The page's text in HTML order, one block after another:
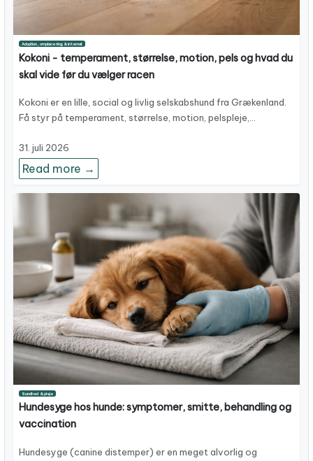
Adoption, omplacering & internat
Kokoni - temperament, størrelse, motion, pels og hvad du
skal vide før du vælger racen
Kokoni er en lille, social og livlig selskabshund fra Grækenland.
Få styr på temperament, størrelse, motion, pelspleje,…
31. juli 2026
Read more →
Sundhed & pleje
Hundesyge hos hunde: symptomer, smitte, behandling og
vaccination
Hundesyge (canine distemper) er en meget alvorlig og